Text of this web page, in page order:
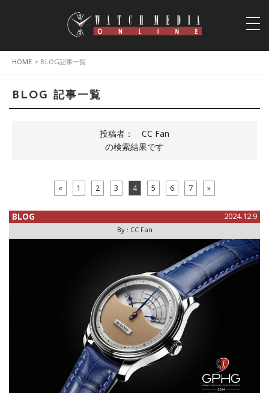
HOME > BLOG記事一覧
BLOG 記事一覧
投稿者：
CC Fan
の検索結果です
« 1 2 3 4 5 6 7 »
BLOG 2024.12.9
By : CC Fan